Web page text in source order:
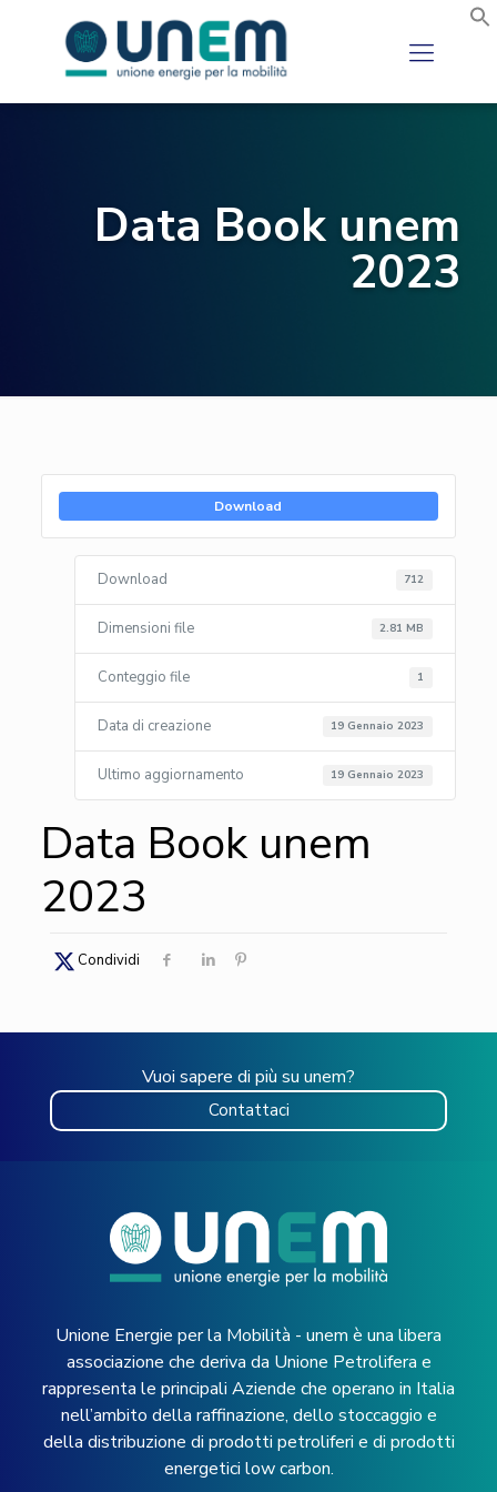
Data Book unem
2023
Download
Download 712
Dimensioni file 2.81 MB
Conteggio file 1
Data di creazione 19 Gennaio 2023
Ultimo aggiornamento 19 Gennaio 2023
Data Book unem
2023
Condividi
Vuoi sapere di più su unem?
Contattaci
Unione Energie per la Mobilità - unem è una libera
associazione che deriva da Unione Petrolifera e
rappresenta le principali Aziende che operano in Italia
nell’ambito della raffinazione, dello stoccaggio e
della distribuzione di prodotti petroliferi e di prodotti
energetici low carbon.